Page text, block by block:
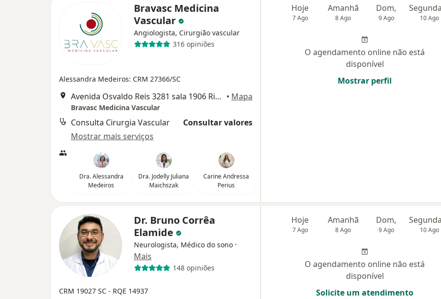
Bravasc Medicina
Vascular
Angiologista, Cirurgião vascular
316 opiniões
Alessandra Medeiros: CRM 27366/SC
Avenida Osvaldo Reis 3281 sala 1906 Riviera Business Mall, Itajaí • Mapa
Bravasc Medicina Vascular
Consulta Cirurgia Vascular
Consultar valores
Mostrar mais serviços
Dra. Alessandra
Medeiros
Dra. Jodelly Juliana
Maichszak
Carine Andressa
Perius
Hoje
7 Ago
Amanhã
8 Ago
Dom,
9 Ago 10 Ago
O agendamento online não está
disponível
Mostrar perfil
Dr. Bruno Corrêa
Elamide
Neurologista, Médico do sono ·
Mais
148 opiniões
CRM 19027 SC - RQE 14937
Hoje
7 Ago
Amanhã
8 Ago
Dom,
9 Ago 10 Ago
O agendamento online não está
disponível
Solicite um atendimento